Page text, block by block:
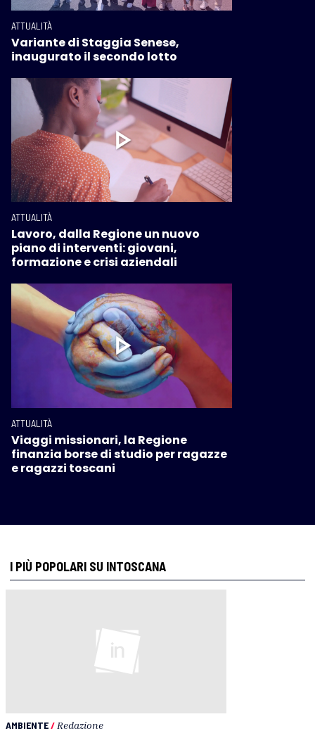
ATTUALITÀ
Variante di Staggia Senese,
inaugurato il secondo lotto
ATTUALITÀ
Lavoro, dalla Regione un nuovo
piano di interventi: giovani,
formazione e crisi aziendali
ATTUALITÀ
Viaggi missionari, la Regione
finanzia borse di studio per ragazze
e ragazzi toscani
I PIÙ POPOLARI SU INTOSCANA
AMBIENTE/ Redazione